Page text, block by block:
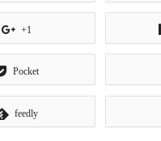
+1
Pocket
feedly